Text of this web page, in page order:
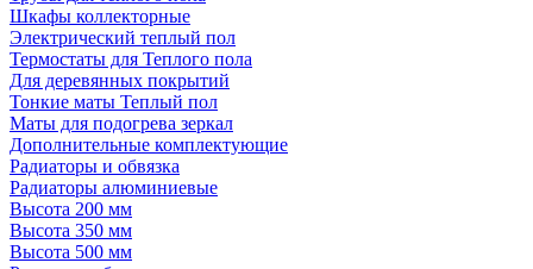
Шкафы коллекторные
Электрический теплый пол
Термостаты для Теплого пола
Для деревянных покрытий
Тонкие маты Теплый пол
Маты для подогрева зеркал
Дополнительные комплектующие
Радиаторы и обвязка
Радиаторы алюминиевые
Высота 200 мм
Высота 350 мм
Высота 500 мм